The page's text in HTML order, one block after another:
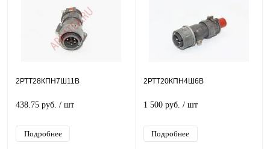
2РТТ28КПН7Ш11В
438.75 руб. / шт
Подробнее
2РТТ20КПН4Ш6В
1 500 руб. / шт
Подробнее